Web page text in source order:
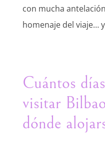
con mucha
homenaje del viaje…
Cuántos
visitar
dónde